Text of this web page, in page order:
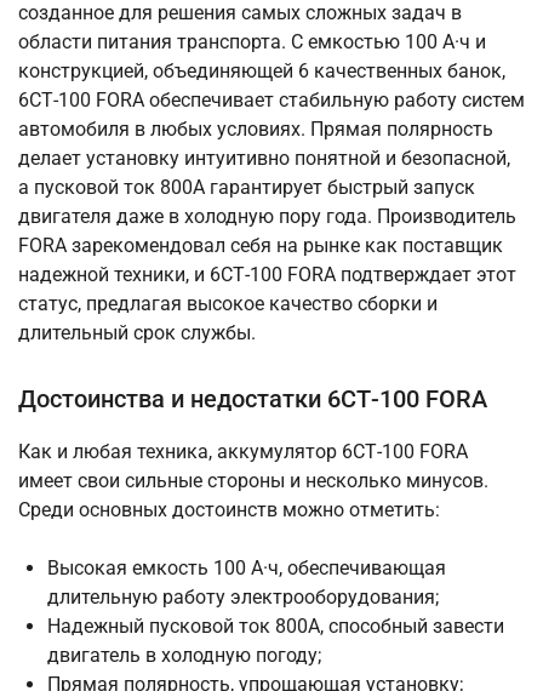
созданное для решения самых сложных задач в
области питания транспорта. С емкостью 100 А·ч и
конструкцией, объединяющей 6 качественных банок,
6СТ-100 FORA обеспечивает стабильную работу систем
автомобиля в любых условиях. Прямая полярность
делает установку интуитивно понятной и безопасной,
а пусковой ток 800А гарантирует быстрый запуск
двигателя даже в холодную пору года. Производитель
FORA зарекомендовал себя на рынке как поставщик
надежной техники, и 6СТ-100 FORA подтверждает этот
статус, предлагая высокое качество сборки и
длительный срок службы.
Достоинства и недостатки 6СТ-100 FORA
Как и любая техника, аккумулятор 6СТ-100 FORA
имеет свои сильные стороны и несколько минусов.
Среди основных достоинств можно отметить:
Высокая емкость 100 А·ч, обеспечивающая
длительную работу электрооборудования;
Надежный пусковой ток 800А, способный завести
двигатель в холодную погоду;
Прямая полярность, упрощающая установку;